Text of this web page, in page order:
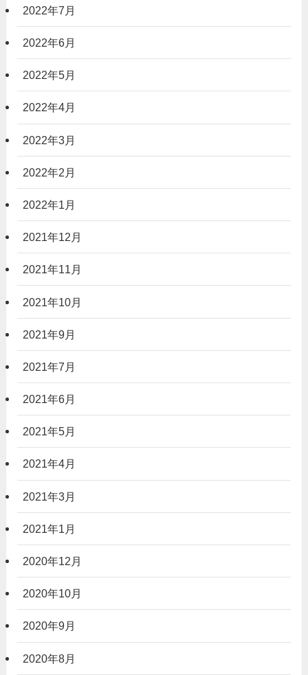
2022年7月
2022年6月
2022年5月
2022年4月
2022年3月
2022年2月
2022年1月
2021年12月
2021年11月
2021年10月
2021年9月
2021年7月
2021年6月
2021年5月
2021年4月
2021年3月
2021年1月
2020年12月
2020年10月
2020年9月
2020年8月